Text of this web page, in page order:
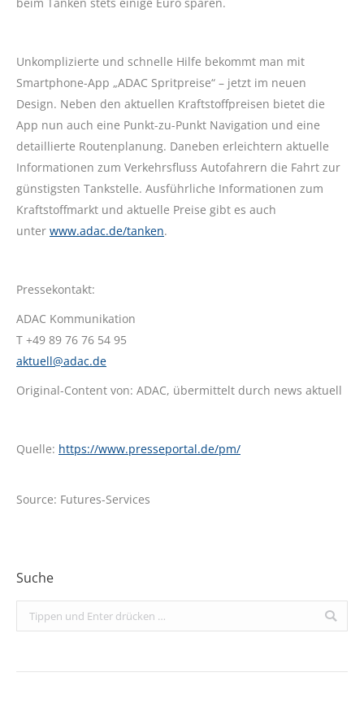
Unkomplizierte und schnelle Hilfe bekommt man mit
Smartphone-App „ADAC Spritpreise“ – jetzt im neuen
Design. Neben den aktuellen Kraftstoffpreisen bietet die
App nun auch eine Punkt-zu-Punkt Navigation und eine
detaillierte Routenplanung. Daneben erleichtern aktuelle
Informationen zum Verkehrsfluss Autofahrern die Fahrt zur
günstigsten Tankstelle. Ausführliche Informationen zum
Kraftstoffmarkt und aktuelle Preise gibt es auch
unter www.adac.de/tanken.
Pressekontakt:
ADAC Kommunikation
T +49 89 76 76 54 95
aktuell@adac.de
Original-Content von: ADAC, übermittelt durch news aktuell
Quelle: https://www.presseportal.de/pm/
Source: Futures-Services
Suche
Search: